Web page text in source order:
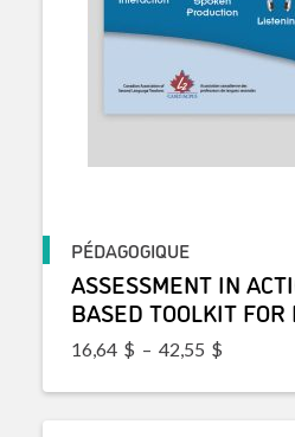
PÉDAGOGIQUE
ASSESSMENT IN
BASED TOOLKIT
16,64 $ – 42,55 $